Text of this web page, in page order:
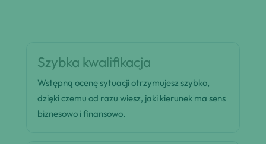
Szybka kwalifikacja
Wstępną ocenę sytuacji otrzymujesz szybko,
dzięki czemu od razu wiesz, jaki kierunek ma sens
biznesowo i finansowo.